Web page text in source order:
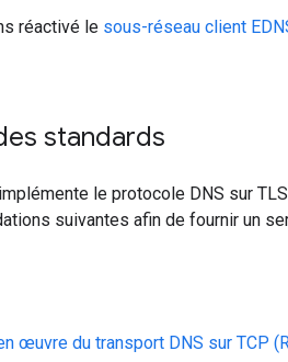
réactivé le sous-réseau client
standards
le protocole DNS sur
suivantes afin de fournir un
œuvre du transport DNS sur TCP